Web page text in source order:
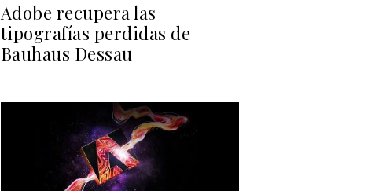
Adobe recupera las
tipografías perdidas de
Bauhaus Dessau